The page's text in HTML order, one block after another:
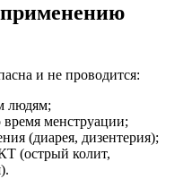
и не проводится:
людям;
менструации;
(диарея, дизентерия);
(острый колит,